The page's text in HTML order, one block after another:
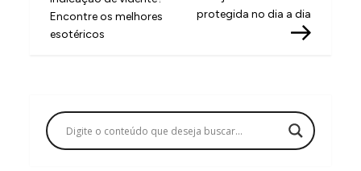
v
e
ç
ã
Encontre os melhores
esotéricos
protegida no dia a dia